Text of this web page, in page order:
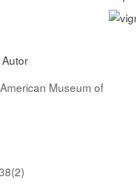
Museum of